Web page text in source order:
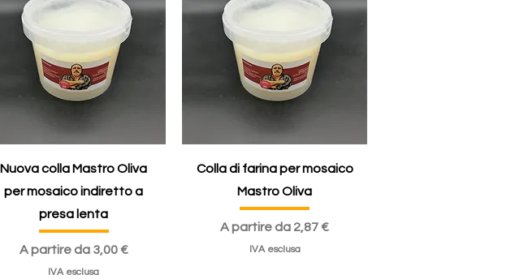
Nuova colla Mastro Oliva
per mosaico indiretto a
presa lenta
A partire da 3,00 €
Prezzo scontato
IVA esclusa
Colla di farina per mosaico
Mastro Oliva
A partire da 2,87 €
Prezzo scontato
IVA esclusa